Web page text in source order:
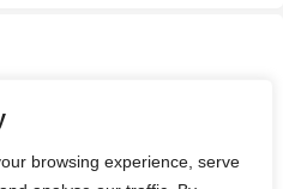
browsing experience, serve
火车票